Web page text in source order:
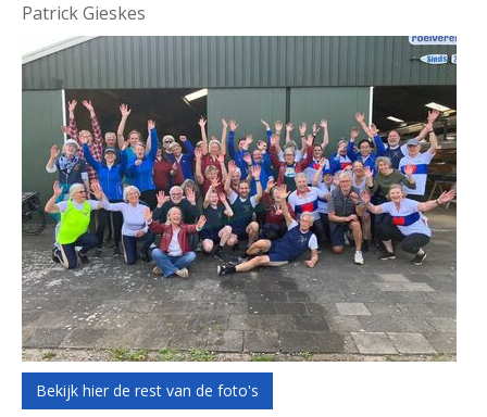
Patrick Gieskes
Bekijk hier de rest van de foto's